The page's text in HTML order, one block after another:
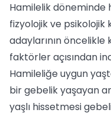
Hamilelik döneminde
fizyolojik ve psikolojik
adaylarının öncelikle
faktörler açısından
Hamileliğe uygun
bir gebelik yaşayan
yaşlı hissetmesi